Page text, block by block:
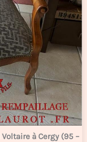
à Cergy (95 –